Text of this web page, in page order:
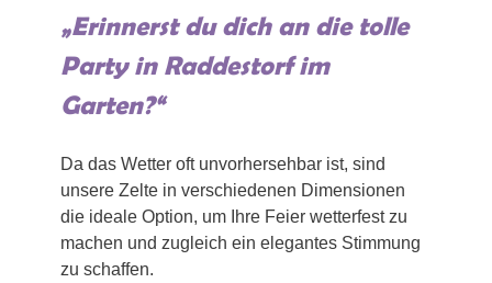
„Erinnerst du dich an die tolle
Party in Raddestorf im
Garten?“
Da das Wetter oft unvorhersehbar ist, sind
unsere Zelte in verschiedenen Dimensionen
die ideale Option, um Ihre Feier wetterfest zu
machen und zugleich ein elegantes Stimmung
zu schaffen.